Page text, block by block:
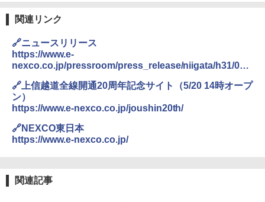
A09 地球の歩き方 イタリア 2026～2027 地
球の歩き方A ヨーロッパ
￥2,479
A26 地球の歩き方 チェコ ポーランド スロヴ
ENDLESS BASE 《めざましテレビで紹介》
テント ワンタッチ RENEW 幅200 2-3人用 43
￥5,999
[キャンパーズコレクション 山善] 傘みたいに
ーティング フルクローズ メッシュ 3-4人用
簡単設置 ポップアップテント エクルベージ
ポインターライト 強力 小型 緑色/赤色/青紫色
可能 安全ロック付き 高安全性 金属製耐久 コ
ンパクト多機能設計 持ち運び便利 アウトド
￥1,180
関連リンク
🔗ニュースリリース
https://www.e-
nexco.co.jp/pressroom/press_release/niigata/h31/050
🔗上信越道全線開通20周年記念サイト（5/20 14時オープ
ン）
https://www.e-nexco.co.jp/joushin20th/
🔗NEXCO東日本
https://www.e-nexco.co.jp/
関連記事